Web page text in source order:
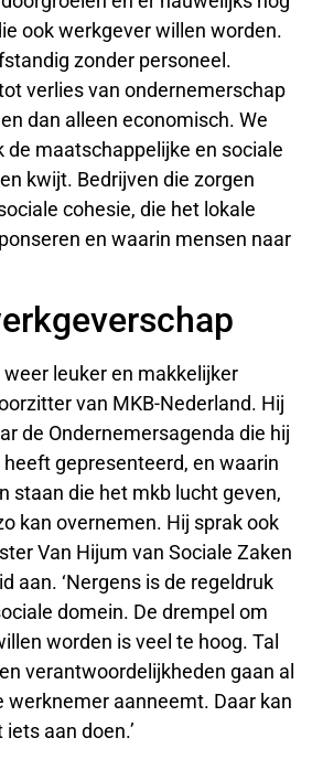
ook werkgever willen worden.
zonder personeel.
verlies van ondernemerschap
dan alleen economisch. We
de maatschappelijke en sociale
kwijt. Bedrijven die zorgen
cohesie, die het lokale
en waarin mensen naar
leuker en makkelijker
van MKB-Nederland. Hij
de Ondernemersagenda die hij
gepresenteerd, en waarin
staan die het mkb lucht geven,
kan overnemen. Hij sprak ook
Van Hijum van Sociale Zaken
aan. ‘Nergens is de regeldruk
domein. De drempel om
worden is veel te hoog. Tal
verantwoordelijkheden gaan al
werknemer aanneemt. Daar kan
aan doen.’